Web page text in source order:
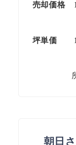
売却価格
坪単価
朝日